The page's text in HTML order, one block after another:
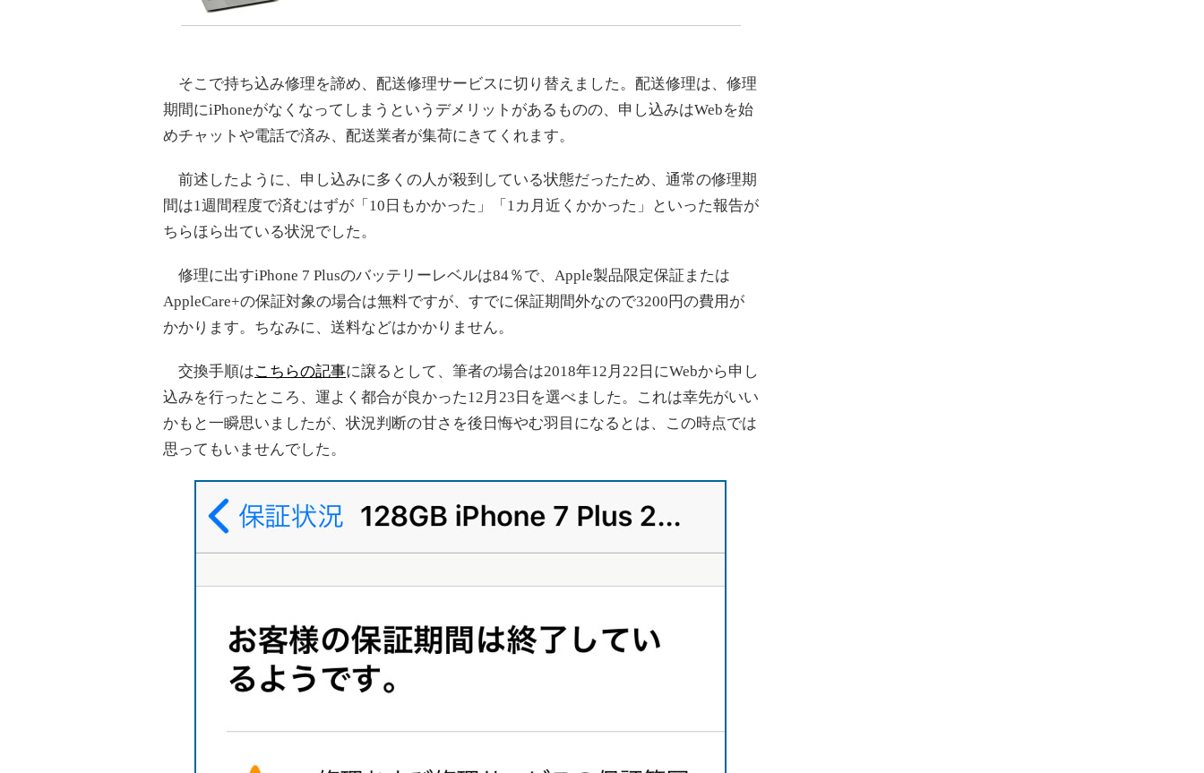
そこで持ち込み修理を諦め、配送修理サービスに切り替えました。配送修理は、修理
期間にiPhoneがなくなってしまうというデメリットがあるものの、申し込みはWebを始
めチャットや電話で済み、配送業者が集荷にきてくれます。
前述したように、申し込みに多くの人が殺到している状態だったため、通常の修理期
間は1週間程度で済むはずが「10日もかかった」「1カ月近くかかった」といった報告が
ちらほら出ている状況でした。
修理に出すiPhone 7 Plusのバッテリーレベルは84％で、Apple製品限定保証または
AppleCare+の保証対象の場合は無料ですが、すでに保証期間外なので3200円の費用が
かかります。ちなみに、送料などはかかりません。
交換手順はこちらの記事に譲るとして、筆者の場合は2018年12月22日にWebから申し
込みを行ったところ、運よく都合が良かった12月23日を選べました。これは幸先がいい
かもと一瞬思いましたが、状況判断の甘さを後日悔やむ羽目になるとは、この時点では
思ってもいませんでした。